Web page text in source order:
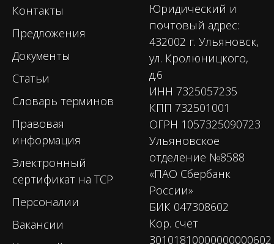
Контакты
Предложения
Документы
Статьи
Словарь терминов
Правовая
информация
Электронный
сертификат на ТСР
Персоналии
Вакансии
Юридический и
почтовый адрес:
432002 г. Ульяновск,
ул. Кролюницкого,
д.6
ИНН 7325057235
КПП 732501001
ОГРН 1057325090723
Ульяновское
отделение №8588
«ПАО Сбербанк
России»
БИК 047308602
Кор. счет
30101810000000000602